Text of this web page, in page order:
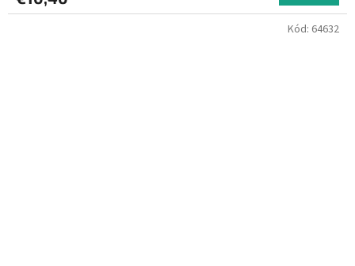
Kód: 64632